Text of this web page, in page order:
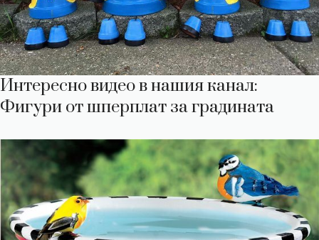
Интересно видео в нашия канал:
Фигури от шперплат за градината